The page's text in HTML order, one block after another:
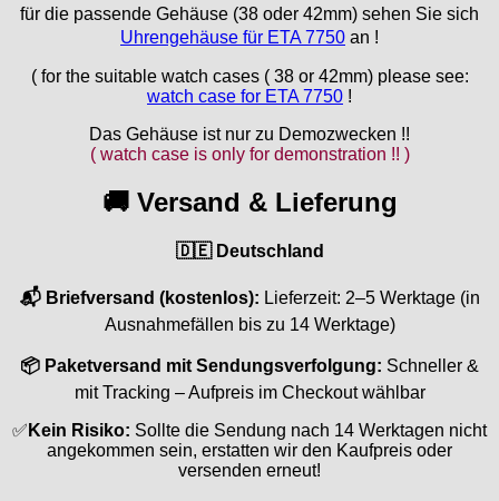
Lorsa
ORC
Peseux
Unitas
für die passende Gehäuse (38 oder 42mm) sehen Sie sich
Uhrengehäuse für ETA 7750 an !
( for the suitable watch cases ( 38 or 42mm) please see:
watch case for ETA 7750 !
Das Gehäuse ist nur zu Demozwecken !!
( watch case is only for demonstration !! )
🚚 Versand & Lieferung
🇩🇪 Deutschland
📬 Briefversand (kostenlos): Lieferzeit: 2–5 Werktage (in
Ausnahmefällen bis zu 14 Werktage)
📦 Paketversand mit Sendungsverfolgung: Schneller &
mit Tracking – Aufpreis im Checkout wählbar
✅ Kein Risiko: Sollte die Sendung nach 14 Werktagen nicht
angekommen sein, erstatten wir den Kaufpreis oder
versenden erneut!